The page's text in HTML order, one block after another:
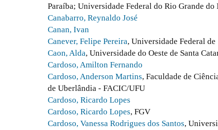
Paraíba; Universidade Federal do Rio Grande do
Canabarro, Reynaldo José
Canan, Ivan
Canever, Felipe Pereira, Universidade Federal de
Caon, Alda, Universidade do Oeste de Santa
Cardoso, Amilton Fernando
Cardoso, Anderson Martins, Faculdade de
de Uberlândia - FACIC/UFU
Cardoso, Ricardo Lopes
Cardoso, Ricardo Lopes, FGV
Cardoso, Vanessa Rodrigues dos Santos,